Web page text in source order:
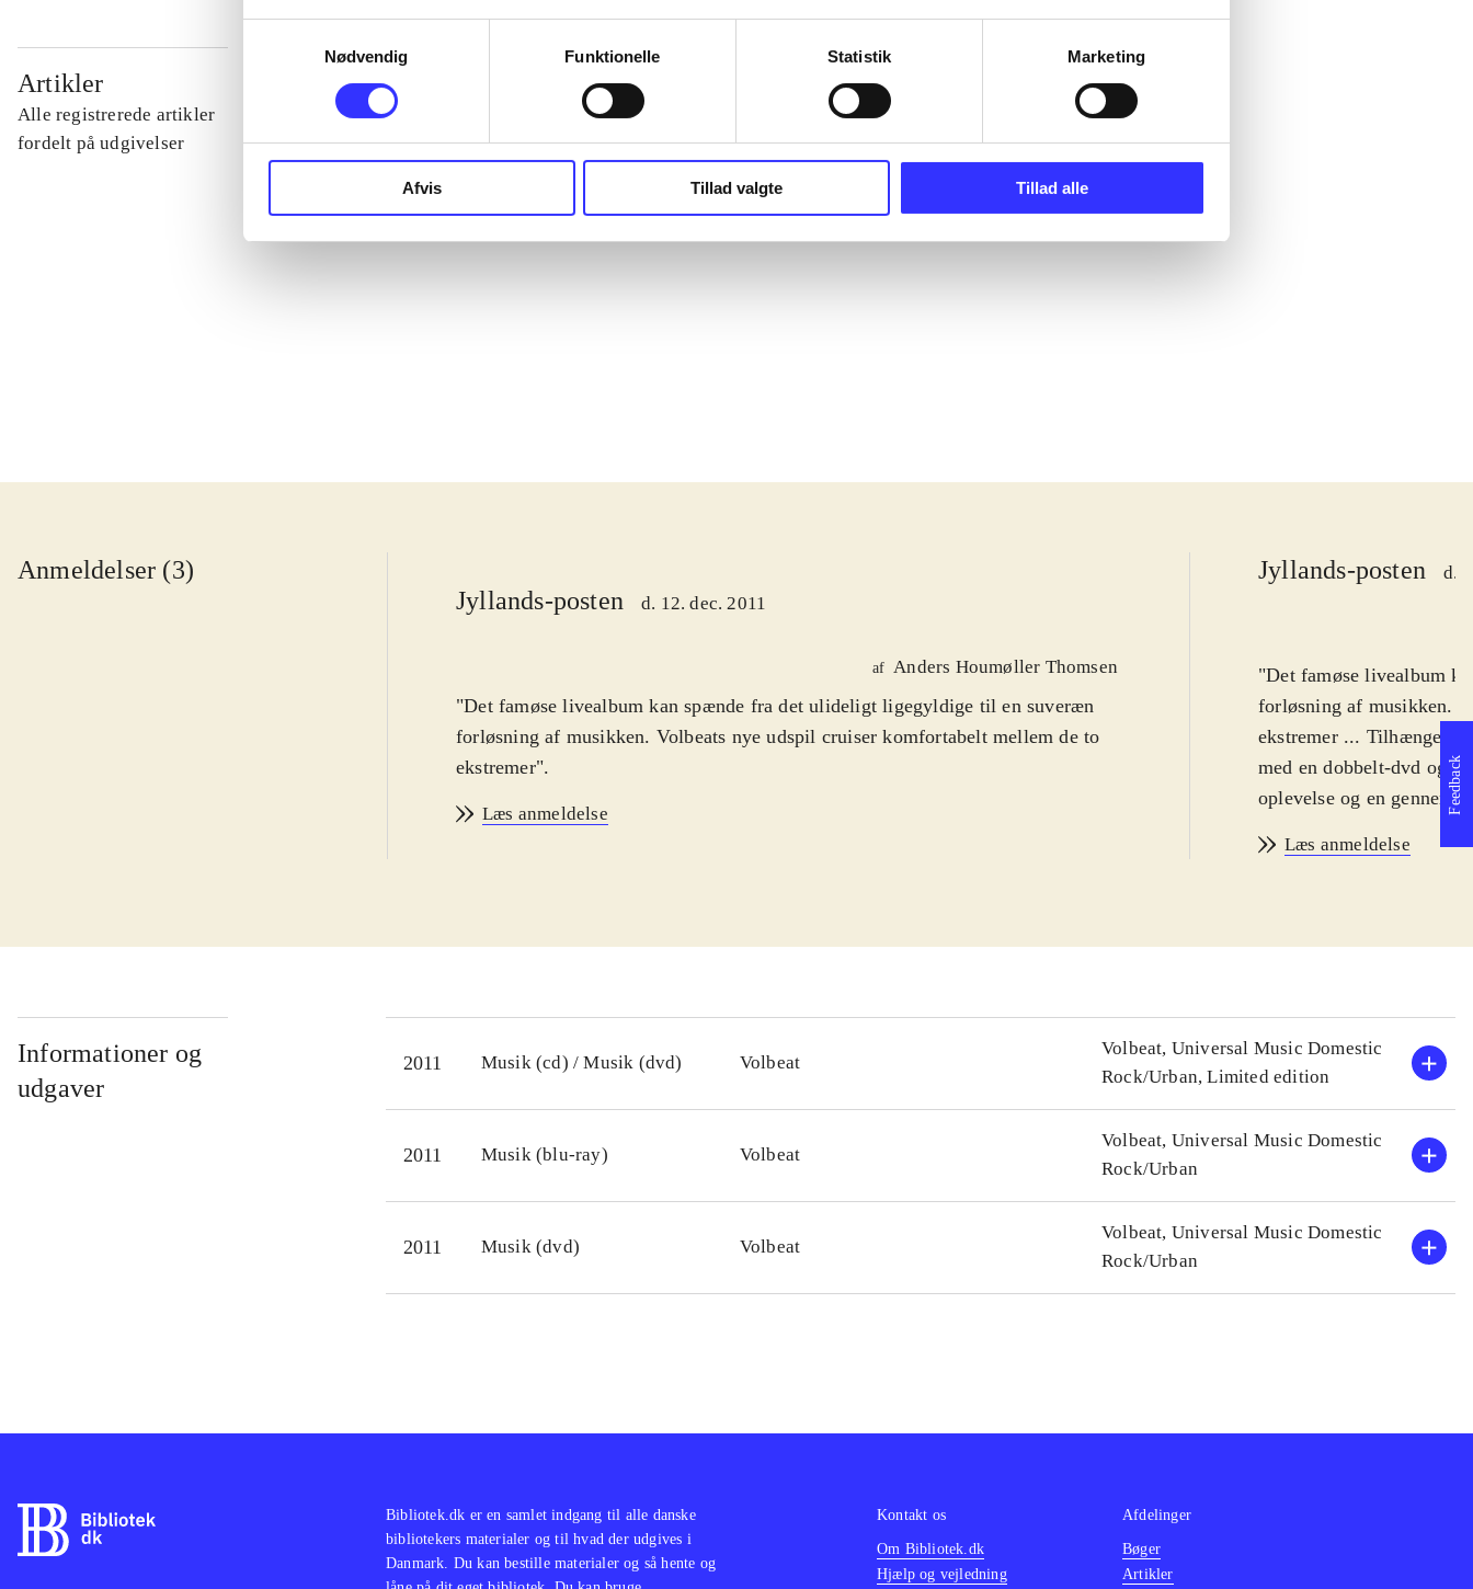
Nødvendig
Funktionelle Statistik Marketing
Afvis Tillad valgte Tillad alle
Artikler
Alle registrerede artikler
fordelt på udgivelser
...
...
...
Anmeldelser (3)
Jyllands-posten
d. 12. dec. 2011
af Anders Houmøller Thomsen
"Det famøse livealbum kan spænde fra det ulideligt ligegyldige til en suveræn
forløsning af musikken. Volbeats nye udspil cruiser komfortabelt mellem de to
ekstremer".
Læs anmeldelse
Jyllands-posten d.
"Det famøse livealbum
forløsning af musikken.
ekstremer ... Tilhængere
med en dobbelt-dvd og
oplevelse og en
Læs anmeldelse
Informationer og
udgaver
2011 Musik (cd) / Musik (dvd) Volbeat
Volbeat, Universal Music Domestic
Rock/Urban, Limited edition
2011 Musik (blu-ray) Volbeat
Volbeat, Universal Music Domestic
Rock/Urban
2011 Musik (dvd) Volbeat
Volbeat, Universal Music Domestic
Rock/Urban
Feedback
Bibliotek.dk er en samlet indgang til alle danske
bibliotekers materialer og til hvad der udgives i
Danmark. Du kan bestille materialer og så hente og
Kontakt os
Om Bibliotek.dk
Hjælp og vejledning
Afdelinger
Bøger
Artikler